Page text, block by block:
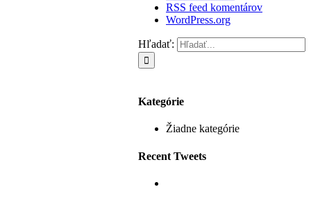
RSS feed komentárov
WordPress.org
Hľadať:
Kategórie
Žiadne kategórie
Recent Tweets